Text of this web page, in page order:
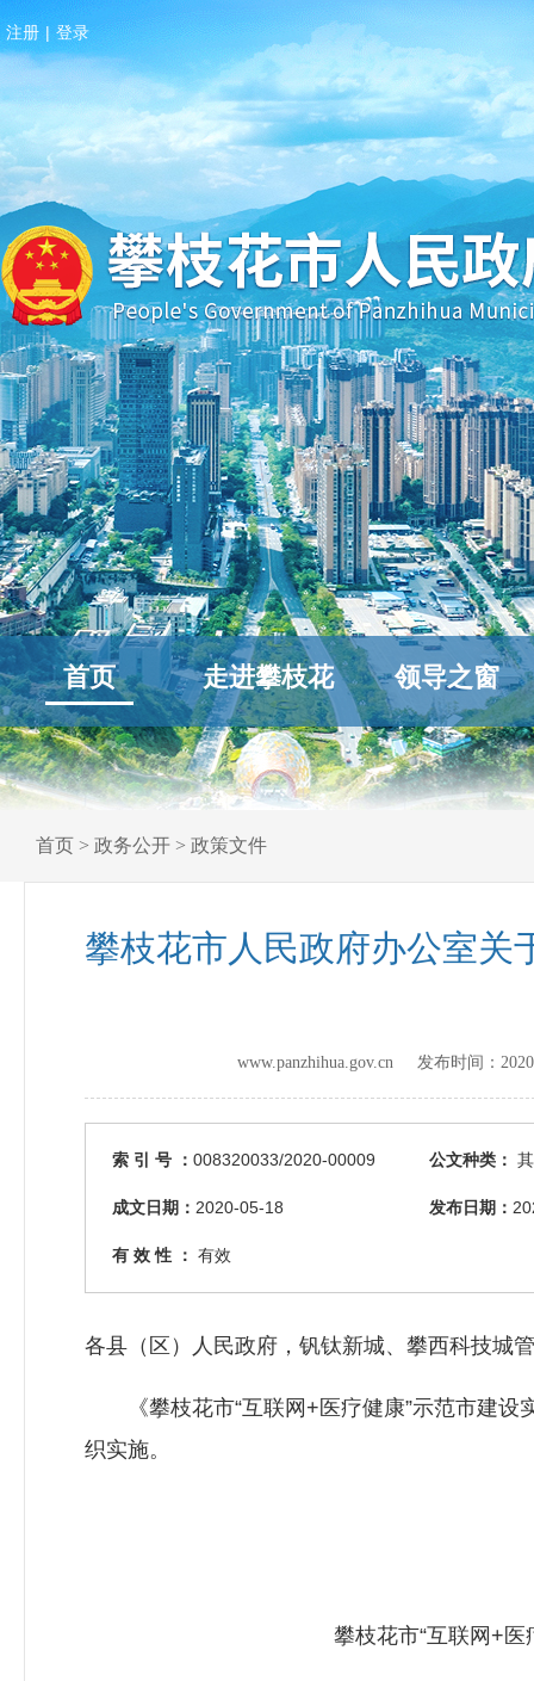
注册 | 登录
首页 走进攀枝花 领导之窗
首页 > 政务公开 > 政策文件
攀枝花市人民政府办公室关
www.panzhihua.gov.cn 发布时间：
索 引 号 ： 008320033/2020-00009 公文种类：
成文日期： 2020-05-18 发布日期：
有 效 性 ： 有效
各县（区）人民政府，钒钛新城、攀西科技城
《攀枝花市“互联网+医疗健康”示范市建设
织实施。
攀枝花市“互联网+